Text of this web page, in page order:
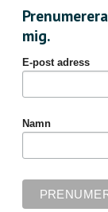
mig.
E-post adress
Namn